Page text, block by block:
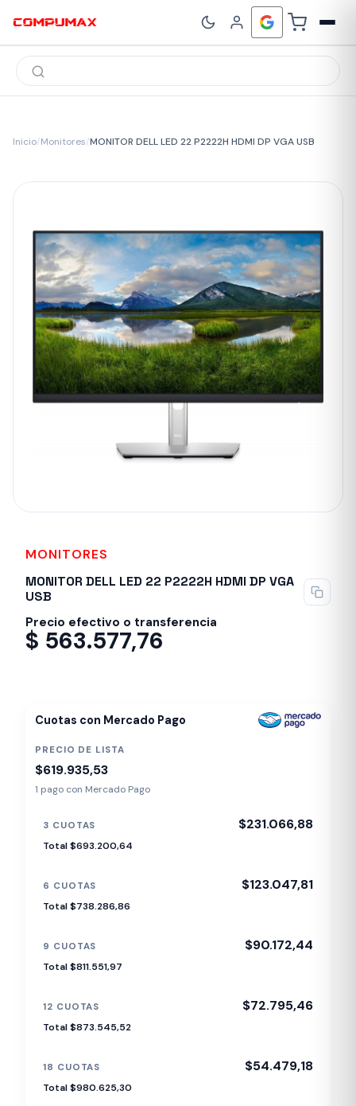
Búsqueda
de
productos
Inicio/Monitores/MONITOR DELL LED 22 P2222H HDMI DP VGA USB
MONITORES
MONITOR DELL LED 22 P2222H HDMI DP VGA
USB
Precio efectivo o transferencia
$ 563.577,76
Cuotas con Mercado Pago
PRECIO DE LISTA
$619.935,53
1 pago con Mercado Pago
3 CUOTAS $231.066,88
Total $693.200,64
6 CUOTAS $123.047,81
Total $738.286,86
9 CUOTAS $90.172,44
Total $811.551,97
12 CUOTAS $72.795,46
Total $873.545,52
18 CUOTAS $54.479,18
Total $980.625,30